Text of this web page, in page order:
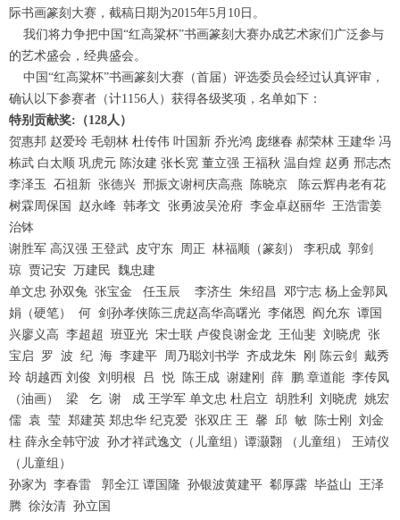
1 2 3 4
际书画篆刻大赛，截稿日期为2015年5月10日。
我们将力争把中国“红高粱杯”书画篆刻大赛办成艺术家们广泛参与
的艺术盛会，经典盛会。
中国“红高粱杯”书画篆刻大赛（首届）评选委员会经过认真评审，
确认以下参赛者（计1156人）获得各级奖项，名单如下：
特别贡献奖:（128人）
贺惠邦 赵爱玲 毛朝林 杜传伟 叶国新 乔光鸿 庞继春 郝荣林 王建华 冯
栋武 白太顺 巩虎元 陈汝建 张长宽 董立强 王福秋 温自煌 赵勇 邢志杰
李泽玉 石祖新 张德兴 邢振文谢柯庆高燕 陈晓京 陈云辉冉老有花
树霖周保国 赵永峰 韩孝文 张勇波吴沧府 李金卓赵丽华 王浩雷姜
治钵
谢胜军 高汉强 王登武 皮守东 周正 林福顺（篆刻） 李积成 郭剑
琼 贾记安 万建民 魏忠建
单文忠 孙双兔 张宝金 任玉辰 李济生 朱绍昌 邓宁志 杨上金郭凤
娟（硬笔） 何 剑孙孝侠陈三虎赵高华高曙光 李储恩 阎允东 谭国
兴廖义高 李超超 班亚光 宋士联 卢俊良谢金龙 王仙斐 刘晓虎 张
宝启 罗 波 纪 海 李建平 周乃聪刘书学 齐成龙朱 刚 陈云剑 戴秀
玲 胡越西 刘俊 刘明根 吕 悦 陈王成 谢建刚 薛 鹏 章道能 李传凤
（油画） 梁 乞 谢 成 王学军 单文忠 杜启立 胡胜利 刘晓虎 姚宏
儒 袁 莹 郑建英 郑忠华 纪克爱 张双庄 王 馨 邱 敏 陈士刚 刘金
柱 薛永全韩守波 孙才祥武逸文（儿童组）谭灏翾 （儿童组） 王靖仪
（儿童组）
孙家为 李春雷 郭全江 谭国隆 孙银波黄建平 郗厚露 毕益山 王泽
腾 徐汝清 孙立国